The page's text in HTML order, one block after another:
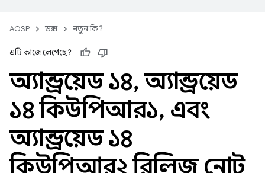
AOSP ডক্স নতুন কি?
এটি কাজে লেগেছে?
অ্যান্ড্রয়েড ১৪,অ্যান্ড্রয়েড
১৪ কিউপিআর১, এবং
অ্যান্ড্রয়েড ১৪
কিউপিআর২ রিলিজ নোট